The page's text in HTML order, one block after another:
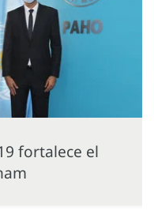
fortalece el